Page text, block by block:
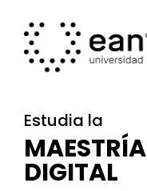
Estudia la
DIGITAL